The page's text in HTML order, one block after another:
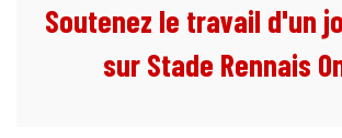
Soutenez le travail d'un
sur Stade Rennais